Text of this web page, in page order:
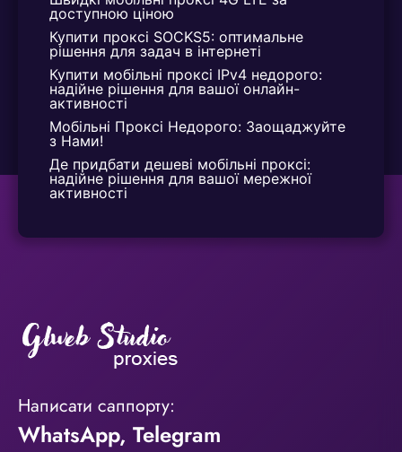
доступною ціною
Купити проксі SOCKS5: оптимальне
рішення для задач в інтернеті
Купити мобільні проксі IPv4 недорого:
надійне рішення для вашої онлайн-
активності
Мобільні Проксі Недорого: Заощаджуйте
з Нами!
Де придбати дешеві мобільні проксі:
надійне рішення для вашої мережної
активності
Написати саппорту:
WhatsApp, Telegram